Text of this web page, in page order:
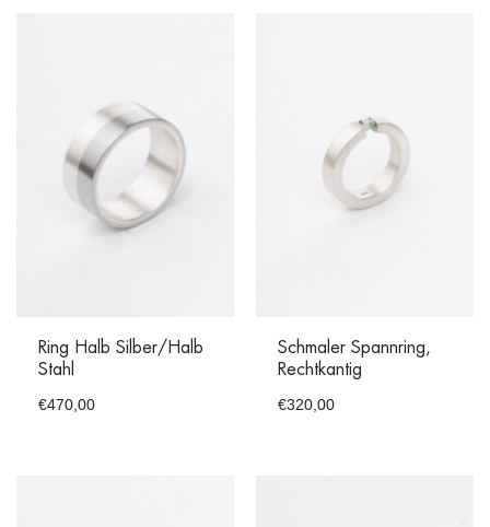
Ring Halb Silber/halb
Stahl
€470,00
Schmaler Spannring,
Rechtkantig
€320,00